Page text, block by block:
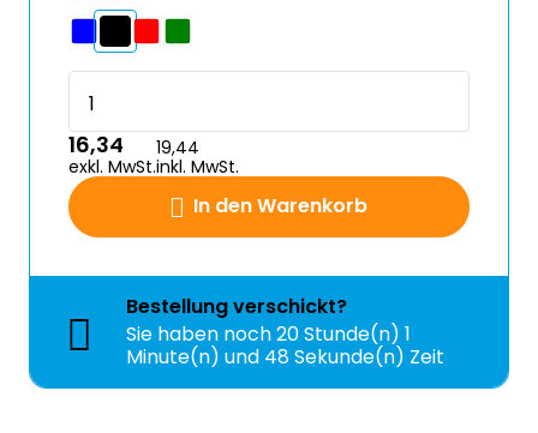
In den Warenkorb
16,34
exkl. MwSt.
19,44
inkl. MwSt.
Bestellungverschickt?
Sie haben noch20 Stunde(n) 1
Minute(n) und 47 Sekunde(n) Zeit